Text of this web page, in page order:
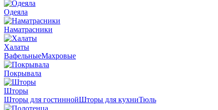
Одеяла
Наматрасники
Халаты
ВафельныеМахровые
Покрывала
Шторы
Шторы для гостиннойШторы для кухниТюль